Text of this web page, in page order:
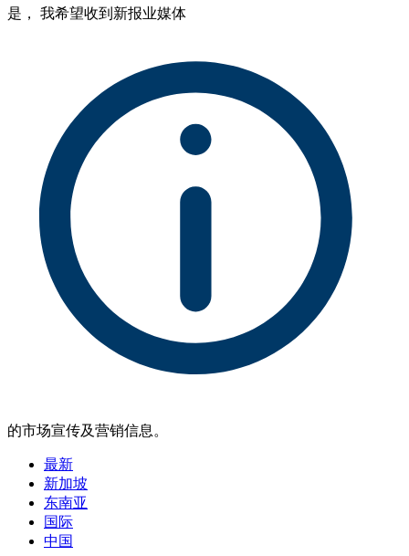
是， 我希望收到新报业媒体
的市场宣传及营销信息。
最新
新加坡
东南亚
国际
中国